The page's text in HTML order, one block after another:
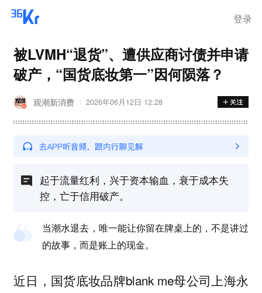
登录
被LVMH“退货”、遭供应商讨债并申请
破产，“国货底妆第一”因何陨落？
观潮新消费 2026年06月12日 12:28
起于流量红利，兴于资本输血，衰于成本失
控，亡于信用破产。
当潮水退去，唯一能让你留在牌桌上的，不是讲过
的故事，而是账上的现金。
近日，国货底妆品牌blank me母公司上海永